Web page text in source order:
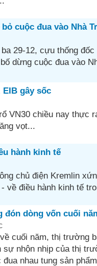
cuộc đua vào Nhà
29-12, cựu thống đốc
dừng cuộc đua vào
EIB gây sốc
VN30 chiều nay thực
vọt...
hành kinh tế
chủ điện Kremlin
về điều hành kinh tế
đón dòng vốn cuối
cuối năm, thị trường
sự nhộn nhịp của thị
nhau tung sản